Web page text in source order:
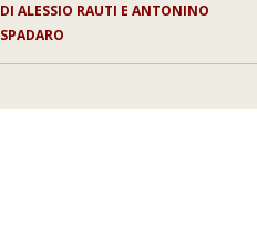
DI ALESSIO RAUTI E ANTONINO
SPADARO